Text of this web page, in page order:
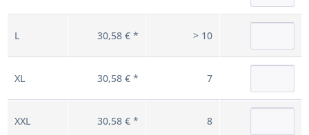
L 30,58 € * > 10
XL 30,58 € * 7
XXL 30,58 € * 8